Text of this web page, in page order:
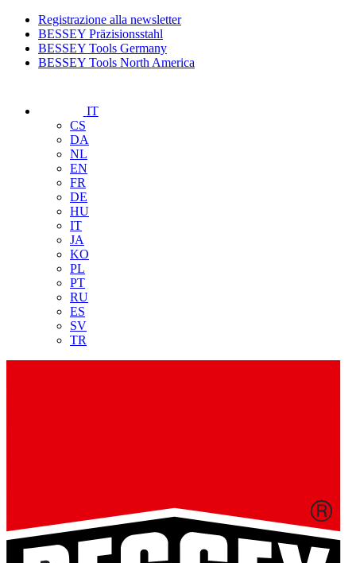
Registrazione alla newsletter
BESSEY Präzisionsstahl
BESSEY Tools Germany
BESSEY Tools North America
IT
CS
DA
NL
EN
FR
DE
HU
IT
JA
KO
PL
PT
RU
ES
SV
TR